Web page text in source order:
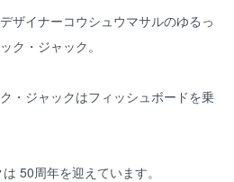
ザイナーコウシュウマサルのゆるっ
ク・ジャック。
・ジャックはフィッシュボードを乗
50周年を迎えています。